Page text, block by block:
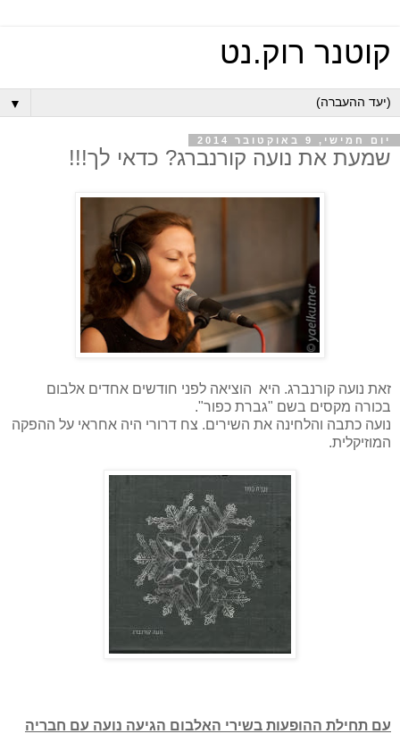
קוטנר רוק.נט
▼
יום חמישי, 9 באוקטובר 2014
שמעת את נועה קורנברג? כדאי לך!!!
זאת נועה קורנברג. היא הוציאה לפני חודשים אחדים אלבום
בכורה מקסים בשם "גברת כפור".
נועה כתבה והלחינה את השירים. צח דרורי היה אחראי על ההפקה
המוזיקלית.
עם תחילת ההופעות בשירי האלבום הגיעה נועה עם חבריה